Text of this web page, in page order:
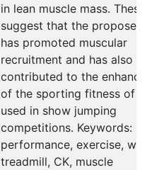
in lean muscle mass.
suggest that the proposed
has promoted muscular
recruitment and has also
contributed to the
of the sporting fitness of
used in show jumping
competitions. Keywords:
performance, exercise,
treadmill, CK, muscle